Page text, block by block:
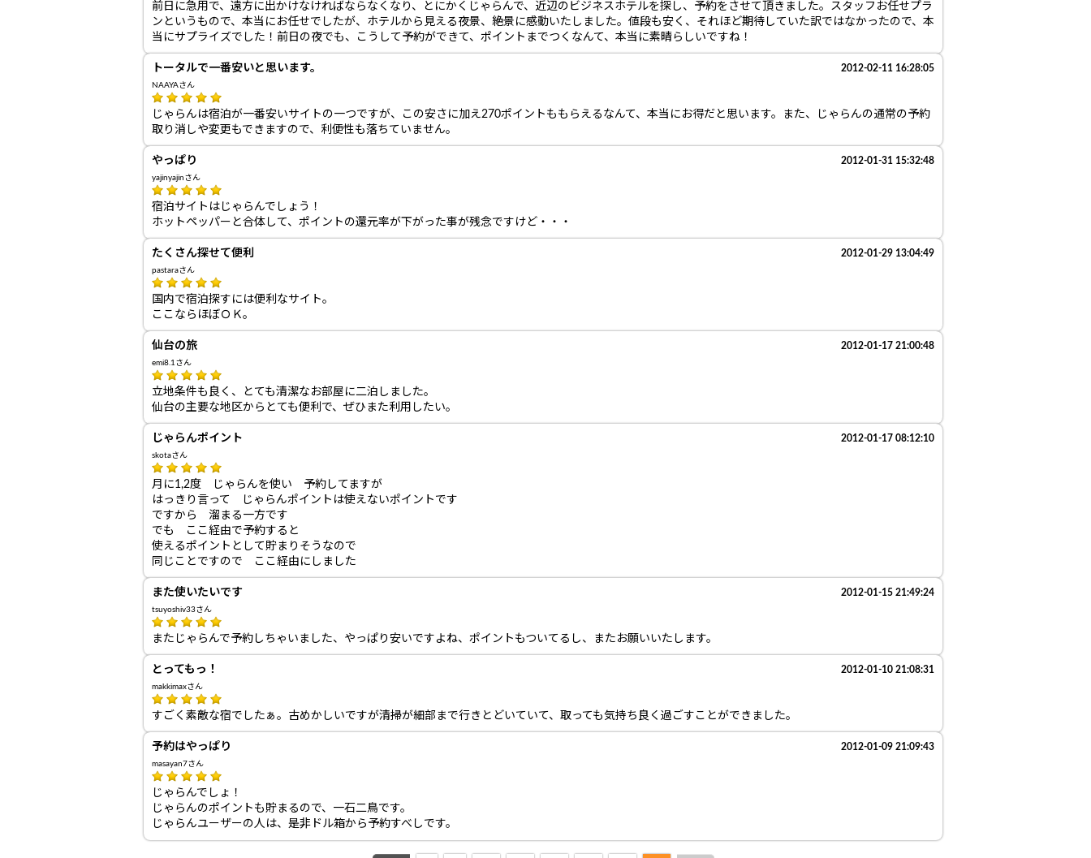
前日に急用で、遠方に出かけなければならなくなり、とにかくじゃらんで、近辺のビジネスホテルを探し、予約をさせて頂きました。スタッフお任せプラ
ンというもので、本当にお任せでしたが、ホテルから見える夜景、絶景に感動いたしました。値段も安く、それほど期待していた訳ではなかったので、本
当にサプライズでした！前日の夜でも、こうして予約ができて、ポイントまでつくなんて、本当に素晴らしいですね！
トータルで一番安いと思います。 2012-02-11 16:28:05
NAAYAさん
じゃらんは宿泊が一番安いサイトの一つですが、この安さに加え270ポイントももらえるなんて、本当にお得だと思います。また、じゃらんの通常の予約
取り消しや変更もできますので、利便性も落ちていません。
やっぱり 2012-01-31 15:32:48
yajinyajinさん
宿泊サイトはじゃらんでしょう！
ホットペッパーと合体して、ポイントの還元率が下がった事が残念ですけど・・・
たくさん探せて便利 2012-01-29 13:04:49
pastaraさん
国内で宿泊探すには便利なサイト。
ここならほぼＯＫ。
仙台の旅 2012-01-17 21:00:48
emi8.1さん
立地条件も良く、とても清潔なお部屋に二泊しました。
仙台の主要な地区からとても便利で、ぜひまた利用したい。
じゃらんポイント 2012-01-17 08:12:10
skotaさん
月に1,2度 じゃらんを使い 予約してますが
はっきり言って じゃらんポイントは使えないポイントです
ですから 溜まる一方です
でも ここ経由で予約すると
使えるポイントとして貯まりそうなので
同じことですので ここ経由にしました
また使いたいです 2012-01-15 21:49:24
tsuyoshiv33さん
またじゃらんで予約しちゃいました、やっぱり安いですよね、ポイントもついてるし、またお願いいたします。
とってもっ！ 2012-01-10 21:08:31
makkimaxさん
すごく素敵な宿でしたぁ。古めかしいですが清掃が細部まで行きとどいていて、取っても気持ち良く過ごすことができました。
予約はやっぱり 2012-01-09 21:09:43
masayan7さん
じゃらんでしょ！
じゃらんのポイントも貯まるので、一石二鳥です。
じゃらんユーザーの人は、是非ドル箱から予約すべしです。